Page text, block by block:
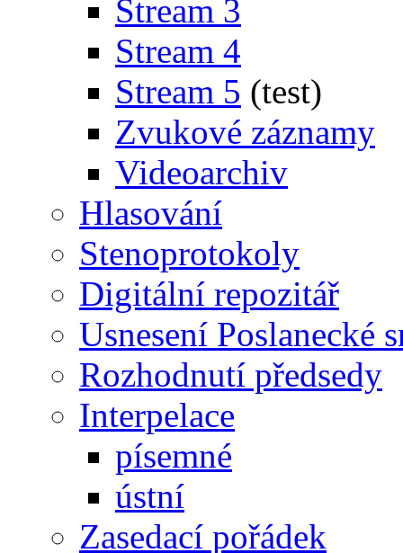
Stream 3
Stream 4
Stream 5 (test)
Zvukové záznamy
Videoarchiv
Hlasování
Stenoprotokoly
Digitální repozitář
Usnesení Poslanecké
Rozhodnutí předsedy
Interpelace
písemné
ústní
Zasedací pořádek